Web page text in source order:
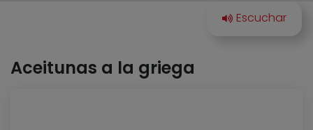
Aceitunas a la griega